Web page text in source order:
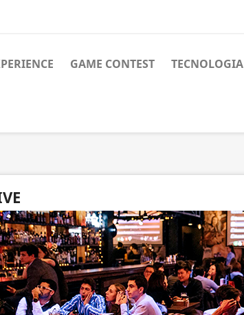
GAME CONTEST TECNOLOGIA